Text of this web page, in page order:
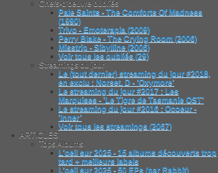
Chefs-d'oeuvre oubliés
Pale Saints - The Comforts Of Madness
(1990)
Trivo - Emoterapia (2009)
Perry Blake - The Crying Room (2006)
Misstrip - Sibylline (2006)
Voir tous les oubliés (29)
Streamings du jour
Le (tout dernier) streaming du jour #2018,
en exclu : Norset. D - ’Oxymore’
Le streaming du jour #2017 : Les
Marquises - ’Le Tigre de Tasmanie OST’
Le streaming du jour #2016 : Ocoeur -
’Inner’
Voir tous les streamings (2067)
ARTICLES
Tops Albums
L’oeil sur 2025 - 15 albums découverts trop
tard + meilleurs labels
L’oeil sur 2025 - 50 EPs (par Rabbit)